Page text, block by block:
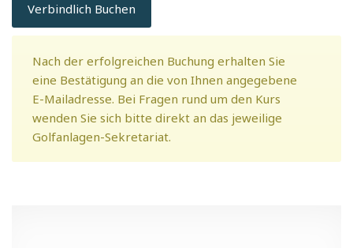
Verbindlich Buchen
Nach der erfolgreichen Buchung erhalten Sie
eine Bestätigung an die von Ihnen angegebene
E-Mailadresse. Bei Fragen rund um den Kurs
wenden Sie sich bitte direkt an das jeweilige
Golfanlagen-Sekretariat.